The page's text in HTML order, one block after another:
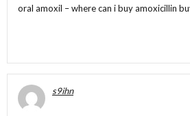
oral amoxil –where can i buy amoxicillin
s9ihn